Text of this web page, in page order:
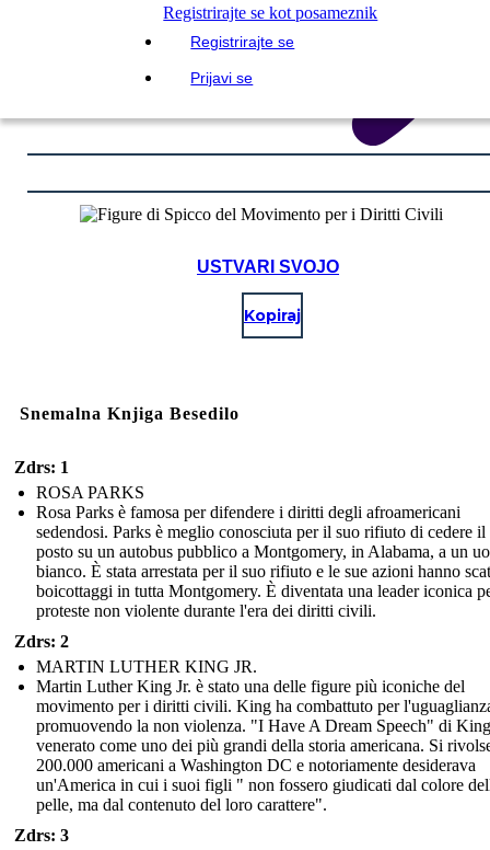
Registrirajte se kot posameznik
Registrirajte se
Prijavi se
USTVARI SVOJO
Kopiraj
Snemalna Knjiga Besedilo
Zdrs: 1
ROSA PARKS
Rosa Parks è famosa per difendere i diritti degli afroamericani
sedendosi. Parks è meglio conosciuta per il suo rifiuto di cedere il
posto su un autobus pubblico a Montgomery, in Alabama, a un
bianco. È stata arrestata per il suo rifiuto e le sue azioni hanno
boicottaggi in tutta Montgomery. È diventata una leader iconica
proteste non violente durante l'era dei diritti civili.
Zdrs: 2
MARTIN LUTHER KING JR.
Martin Luther King Jr. è stato una delle figure più iconiche del
movimento per i diritti civili. King ha combattuto per
promuovendo la non violenza. "I Have A Dream Speech" di
venerato come uno dei più grandi della storia americana. Si
200.000 americani a Washington DC e notoriamente desiderava
un'America in cui i suoi figli " non fossero giudicati dal colore
pelle, ma dal contenuto del loro carattere".
Zdrs: 3